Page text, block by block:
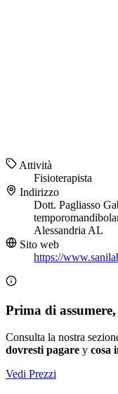
Attività
Fisioterapista
Indirizzo
Dott. Pagliasso
Alessandria AL
Sito web
https://
Prima di
Consulta la nostra
dovresti pagare y cosa
Vedi Prezzi